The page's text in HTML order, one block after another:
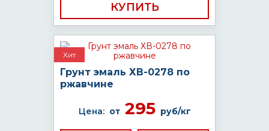
КУПИТЬ
Хит
Грунт эмаль ХВ-0278 по
ржавчине
Цена: от295 руб/кг